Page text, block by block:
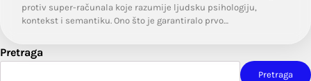
protiv super-računala koje razumije ljudsku psihologiju,
kontekst i semantiku. Ono što je garantiralo prvo…
Pretraga
Pretraga